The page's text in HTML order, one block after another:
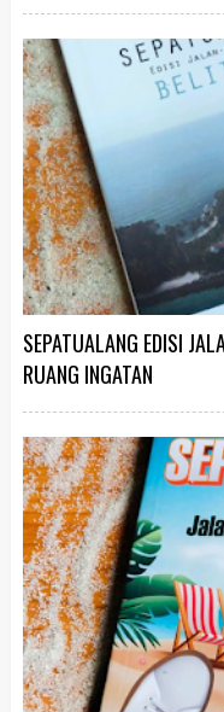
SEPATUALANG EDISI
RUANG INGATAN